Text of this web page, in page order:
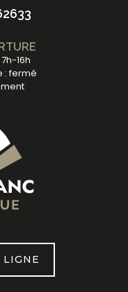
16h
: fermé
LIGNE